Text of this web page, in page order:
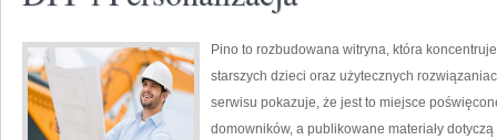
Pino to rozbudowana witryna, która
starszych dzieci oraz użytecznych
serwisu pokazuje, że jest to miejsce
domowników, a publikowane materiały